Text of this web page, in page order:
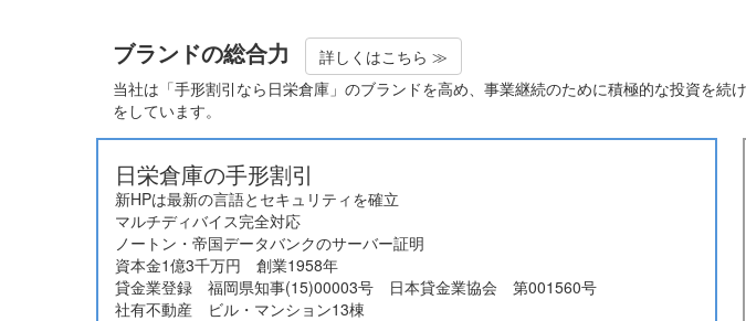
ブランドの総合力
詳しくはこちら ≫
当社は「手形割引なら日栄倉庫」のブランドを高め、事業継続のために積極的な投資を
をしています。
日栄倉庫の手形割引
新HPは最新の言語とセキュリティを確立
マルチディバイス完全対応
ノートン・帝国データバンクのサーバー証明
資本金1億3千万円 創業1958年
貸金業登録 福岡県知事(15)00003号 日本貸金業協会 第001560号
社有不動産 ビル・マンション13棟